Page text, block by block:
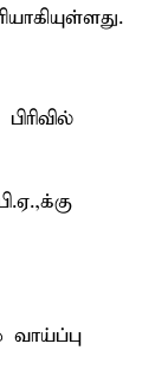
வாய்ப்பு